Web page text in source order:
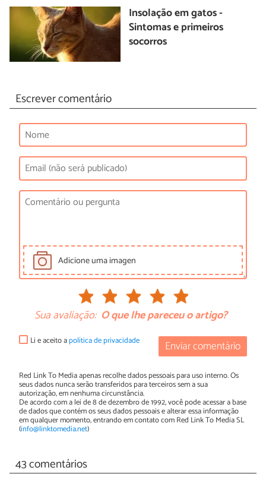
Insolação em gatos -
Sintomas e primeiros
socorros
Escrever comentário
Adicione uma imagen
Sua avaliação: O que lhe pareceu o artigo?
Enviar comentário
Li e aceito apolítica de privacidade
Red Link To Media apenas recolhe dados pessoais para uso interno. Os
seus dados nunca serão transferidos para terceiros sem a sua
autorização, em nenhuma circunstância.
De acordo com a lei de 8 de dezembro de 1992, você pode acessar a base
de dados que contém os seus dados pessoais e alterar essa informação
em qualquer momento, entrando em contato com Red Link To Media SL
(info@linktomedia.net)
43 comentários